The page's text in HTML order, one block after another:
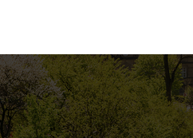
Betrieb der Seite unbedingt
Dienste bei einem erneuten Besuch
Webseite weiter zu verbessern,
beispielsweise die Besucherzahlen
Wir nutzen hierfür Dienste von